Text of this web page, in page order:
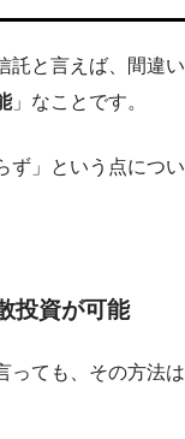
託と言えば、間違い
」なことです。
ず」という点につ
投資が可能
っても、その方法